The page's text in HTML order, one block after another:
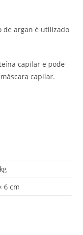
de argan é utilizado
capilar e pode
capilar.
6 cm